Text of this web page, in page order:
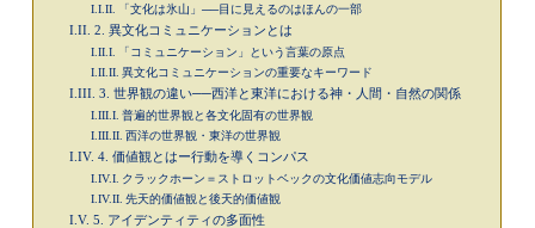
「文化は氷山」──目に見えるのはほんの一部
2. 異文化コミュニケーションとは
「コミュニケーション」という言葉の原点
異文化コミュニケーションの重要なキーワード
3. 世界観の違い──西洋と東洋における神・人間・自然の関係
普遍的世界観と各文化固有の世界観
西洋の世界観・東洋の世界観
4. 価値観とはー行動を導くコンパス
クラックホーン＝ストロットベックの文化価値志向モデル
先天的価値観と後天的価値観
5. アイデンティティの多面性